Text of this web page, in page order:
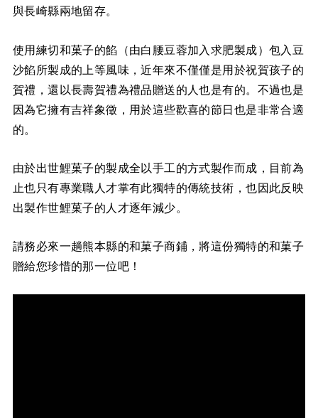
與長崎縣兩地留存。
使用練切和菓子的餡（由白腰豆蓉加入求肥製成）包入豆
沙餡所製成的上等風味，近年來不僅僅是用於祝賀孩子的
賀禮，還以長壽賀禮為禮品贈送的人也是有的。不過也是
因為它擁有吉祥象徵，用於這些歡喜的節日也是非常合適
的。
由於出世鯉菓子的製成全以手工的方式製作而成，目前為
止也只有專業職人才掌有此獨特的傳統技術，也因此反映
出製作世鯉菓子的人才逐年減少。
請務必來一趟熊本縣的和菓子商鋪，將這份獨特的和菓子
贈給您珍惜的那一位吧！